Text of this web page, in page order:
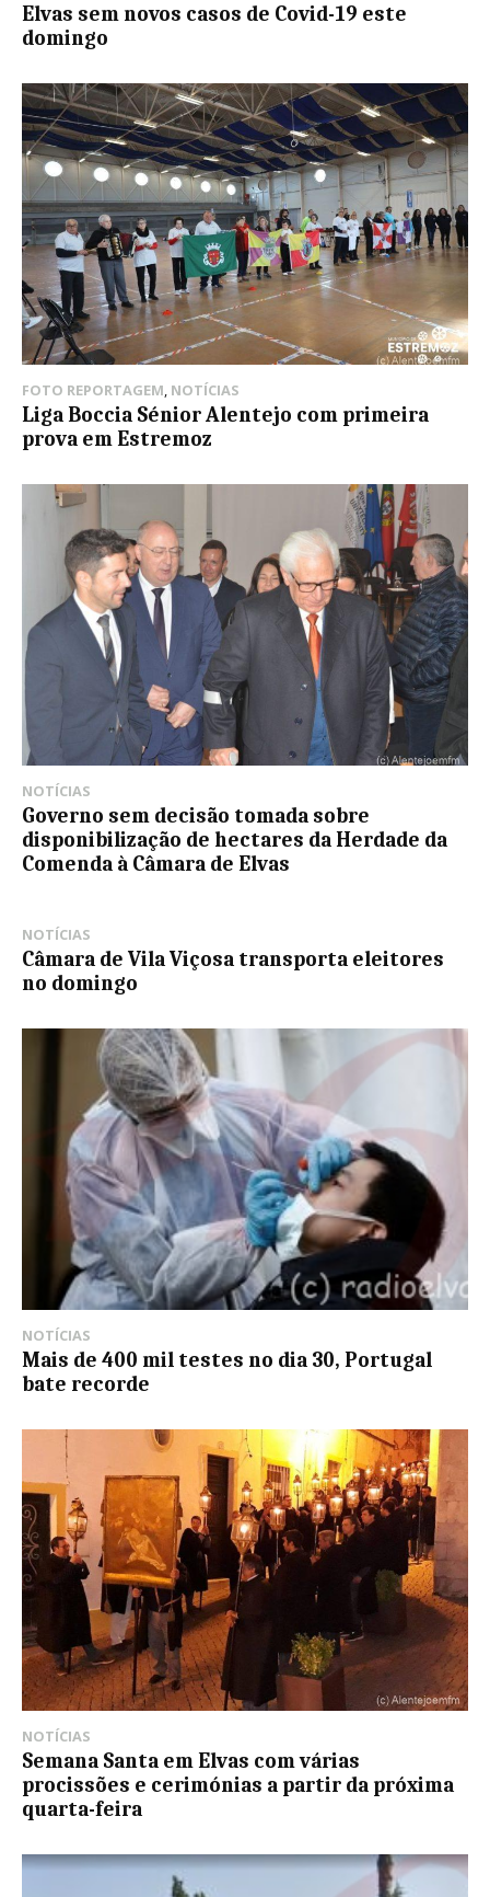
Elvas sem novos casos de Covid-19 este
domingo
FOTO REPORTAGEM, NOTÍCIAS
Liga Boccia Sénior Alentejo com primeira
prova em Estremoz
NOTÍCIAS
Governo sem decisão tomada sobre
disponibilização de hectares da Herdade da
Comenda à Câmara de Elvas
NOTÍCIAS
Câmara de Vila Viçosa transporta eleitores
no domingo
NOTÍCIAS
Mais de 400 mil testes no dia 30, Portugal
bate recorde
NOTÍCIAS
Semana Santa em Elvas com várias
procissões e cerimónias a partir da próxima
quarta-feira